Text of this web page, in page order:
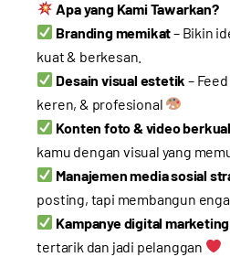
Apa yang Kami Tawarkan?
Branding memikat– Bikin
kuat & berkesan.
Desain visual estetik –
keren, & profesional
Konten foto & video
kamu dengan visual yang
Manajemen media sosial
posting, tapi membangun
Kampanye digital
tertarik dan jadi pelanggan